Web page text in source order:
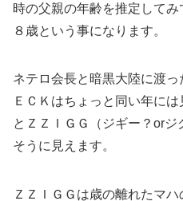
時の父親の年齢を推定して
８歳という事になります。
ネテロ会長と暗黒大陸に渡
ＥＣＫはちょっと同い年に
とＺＺＩＧＧ（ジギー？or
そうに見えます。
ＺＺＩＧＧは歳の離れたマ